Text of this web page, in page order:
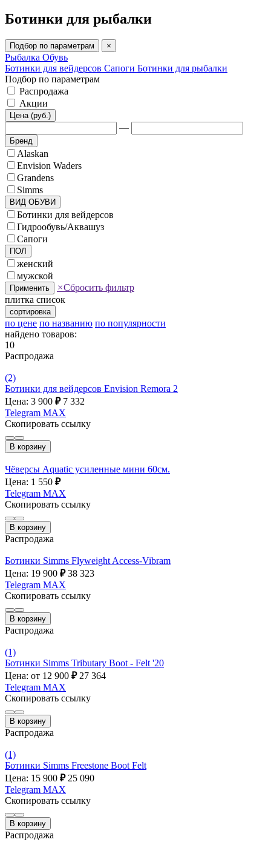
Ботинки для рыбалки
Подбор по параметрам ×
Рыбалка Обувь
Ботинки для вейдерсов Сапоги Ботинки для рыбалки
Подбор по параметрам
Распродажа
Акции
Цена (руб.)
—
Бренд
Alaskan
Envision Waders
Grandens
Simms
ВИД ОБУВИ
Ботинки для вейдерсов
Гидрообувь/Аквашуз
Сапоги
ПОЛ
женский
мужской
Применить ×Сбросить фильтр
плитка список
сортировка
по цене по названию по популярности
найдено товаров:
10
Распродажа
(2)
Ботинки для вейдерсов Envision Remora 2
Цена: 3 900 ₽ 7 332
Telegram MAX
Скопировать ссылку
В корзину
Чёверсы Aquatic усиленные мини 60см.
Цена: 1 550 ₽
Telegram MAX
Скопировать ссылку
В корзину
Распродажа
Ботинки Simms Flyweight Access-Vibram
Цена: 19 900 ₽ 38 323
Telegram MAX
Скопировать ссылку
В корзину
Распродажа
(1)
Ботинки Simms Tributary Boot - Felt '20
Цена: от 12 900 ₽ 27 364
Telegram MAX
Скопировать ссылку
В корзину
Распродажа
(1)
Ботинки Simms Freestone Boot Felt
Цена: 15 900 ₽ 25 090
Telegram MAX
Скопировать ссылку
В корзину
Распродажа